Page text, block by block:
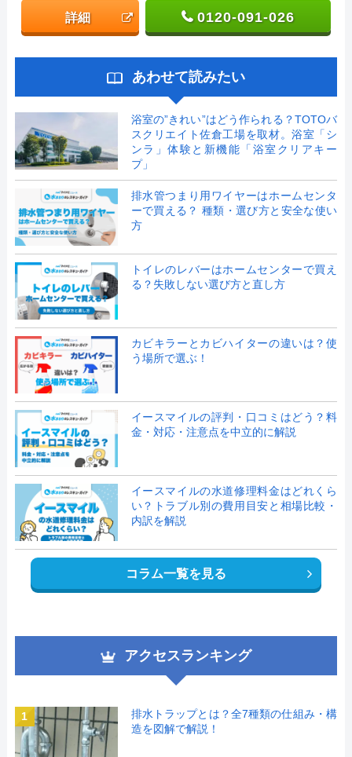
詳細 0120-091-026
あわせて読みたい
浴室の”きれい”はどう作られる？TOTOバ
スクリエイト佐倉工場を取材。浴室「シ
ンラ」体験と新機能「浴室クリアキー
プ」
排水管つまり用ワイヤーはホームセンタ
ーで買える？ 種類・選び方と安全な使い
方
トイレのレバーはホームセンターで買え
る？失敗しない選び方と直し方
カビキラーとカビハイターの違いは？使
う場所で選ぶ！
イースマイルの評判・口コミはどう？料
金・対応・注意点を中立的に解説
イースマイルの水道修理料金はどれくら
い？トラブル別の費用目安と相場比較・
内訳を解説
コラム一覧を見る
アクセスランキング
1
排水トラップとは？全7種類の仕組み・構
造を図解で解説！